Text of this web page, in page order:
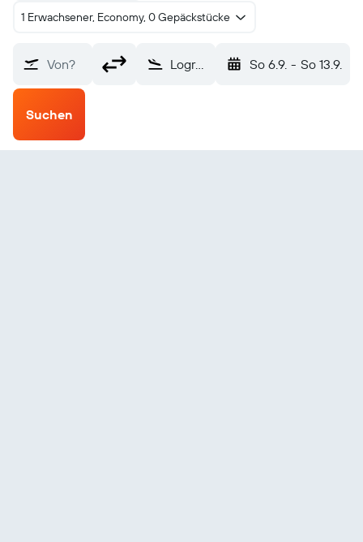
1 Erwachsener, Economy, 0 Gepäckstücke
Von? Logroño (RJL) So 6.9. - So 13.9.
Suchen